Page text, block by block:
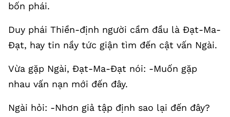
bốn phái.
Duy phái Thiền-định người cầm đầu là Đạt-Ma-
Đạt, hay tin nầy tức giận tìm đến cật vấn Ngài.
Vừa gặp Ngài, Đạt-Ma-Đạt nói: -Muốn gặp
nhau vấn nạn mới đến đây.
Ngài hỏi: -Nhơn giả tập định sao lại đến đây?